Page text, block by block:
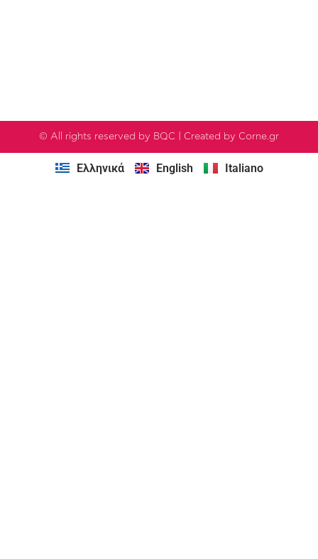
© All rights reserved by BQC | Created by Corne.gr
Ελληνικά English Italiano